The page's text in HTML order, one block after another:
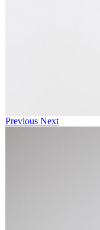
Previous Next